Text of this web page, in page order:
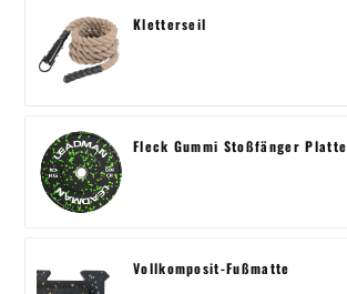
Kletterseil
Fleck Gummi Stoßfänger Platte
Vollkomposit-Fußmatte